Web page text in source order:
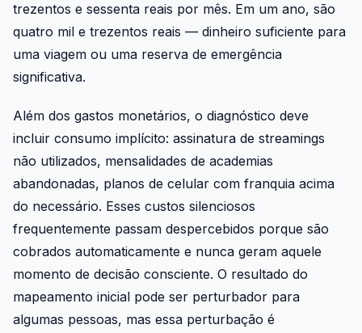
trezentos e sessenta reais por mês. Em um ano, são
quatro mil e trezentos reais — dinheiro suficiente para
uma viagem ou uma reserva de emergência
significativa.
Além dos gastos monetários, o diagnóstico deve
incluir consumo implícito: assinatura de streamings
não utilizados, mensalidades de academias
abandonadas, planos de celular com franquia acima
do necessário. Esses custos silenciosos
frequentemente passam despercebidos porque são
cobrados automaticamente e nunca geram aquele
momento de decisão consciente. O resultado do
mapeamento inicial pode ser perturbador para
algumas pessoas, mas essa perturbação é